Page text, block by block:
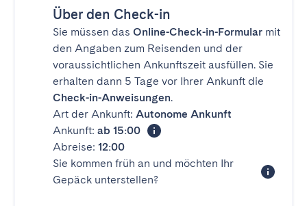
Über den Check-in
Sie müssen das Online-Check-in-Formular mit
den Angaben zum Reisenden und der
voraussichtlichen Ankunftszeit ausfüllen. Sie
erhalten dann 5 Tage vor Ihrer Ankunft die
Check-in-Anweisungen.
Art der Ankunft: Autonome Ankunft
Ankunft: ab 15:00
Abreise: 12:00
Sie kommen früh an und möchten Ihr
Gepäck unterstellen?